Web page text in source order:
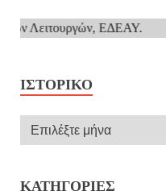
Λειτουργών, ΕΔΕΑΥ.
ΙΣΤΟΡΙΚΌ
KΑΤΗΓΟΡΊΕΣ